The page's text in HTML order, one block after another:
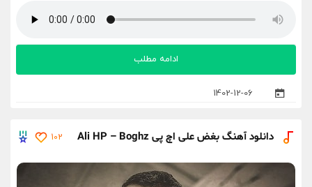
1402-12-06
ادامه مطلب
دانلود آهنگ بغض علی اچ پی Ali HP – Boghz 102